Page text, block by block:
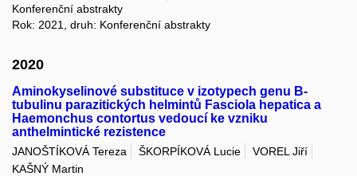
Konferenční abstrakty
Rok: 2021, druh: Konferenční abstrakty
2020
Aminokyselinové substituce v izotypech genu B-
tubulinu parazitických helmintů Fasciola hepatica a
Haemonchus contortus vedoucí ke vzniku
anthelmintické rezistence
JANOŠTÍKOVÁ Tereza ŠKORPÍKOVÁ Lucie
VOREL Jiří
KAŠNÝ Martin